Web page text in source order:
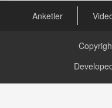
CAN
Değişen
GÜNLÜK
Anketler